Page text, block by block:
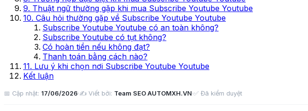
8. Trường hợp đặc biệt khi mua Subscribe Youtube Youtube
9. Thuật ngữ thường gặp khi mua Subscribe Youtube Youtube
10. Câu hỏi thường gặp về Subscribe Youtube Youtube
Subscribe Youtube Youtube có an toàn không?
Subscribe Youtube có tụt không?
Có hoàn tiền nếu không đạt?
Thanh toán bằng cách nào?
11. Lưu ý khi chọn nơi Subscribe Youtube Youtube
Kết luận